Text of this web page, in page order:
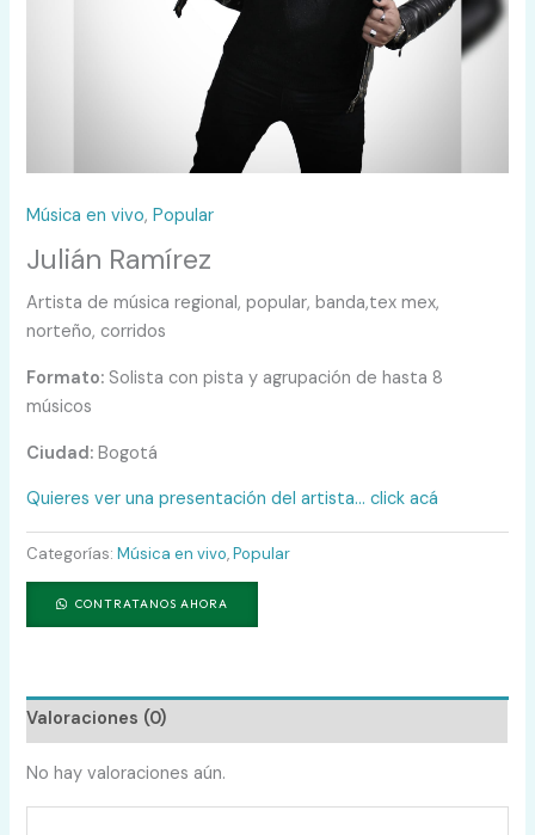
Música en vivo,Popular
Julián Ramírez
Artista de música regional, popular, banda,tex mex,
norteño, corridos
Formato: Solista con pista y agrupación de hasta 8
músicos
Ciudad: Bogotá
Quieres ver una presentación del artista… click acá
Categorías:Música en vivo,Popular
CONTRATANOS AHORA
Valoraciones (0)
No hay valoraciones aún.